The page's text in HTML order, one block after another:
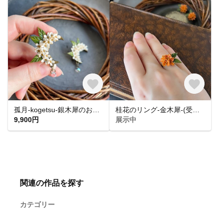
9,900円
展示中
関連の作品を探す
カテゴリー